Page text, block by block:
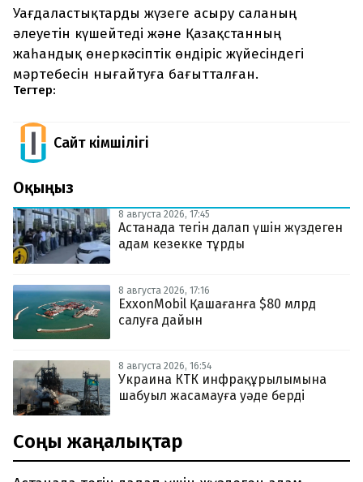
Уағдаластықтарды жүзеге асыру саланың
әлеуетін күшейтеді және Қазақстанның
жаһандық өнеркәсіптік өндіріс жүйесіндегі
мәртебесін нығайтуға бағытталған.
Тегтер:
Сайт Әкімшілігі
Оқыңыз
8 августа 2026, 17:45
Астанада тегін далап үшін жүздеген
адам кезекке тұрды
8 августа 2026, 17:16
ExxonMobil Қашағанға $80 млрд
салуға дайын
8 августа 2026, 16:54
Украина КТК инфрақұрылымына
шабуыл жасамауға уәде берді
Соңғы жаңалықтар